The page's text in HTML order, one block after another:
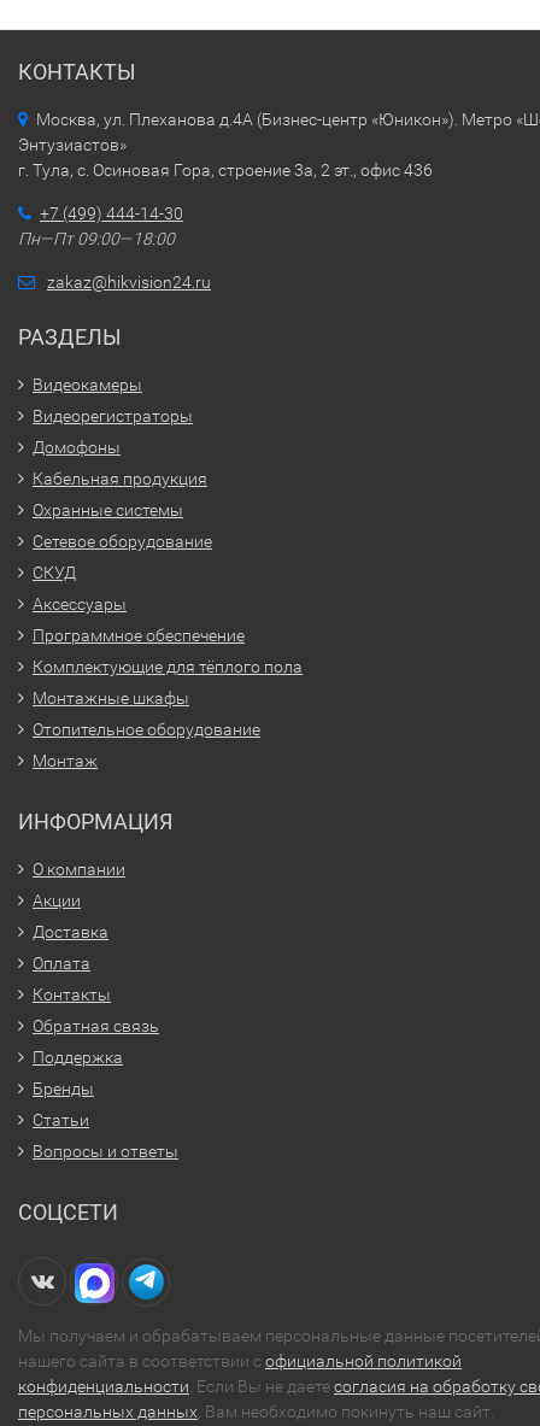
КОНТАКТЫ
Москва, ул. Плеханова д.4А (Бизнес-центр «Юникон»). Метро
Энтузиастов»
г. Тула, с. Осиновая Гора, строение 3а, 2 эт., офис 436
+7 (499) 444-14-30
Пн—Пт 09:00—18:00
zakaz@hikvision24.ru
РАЗДЕЛЫ
Видеокамеры
Видеорегистраторы
Домофоны
Кабельная продукция
Охранные системы
Сетевое оборудование
СКУД
Аксессуары
Программное обеспечение
Комплектующие для тёплого пола
Монтажные шкафы
Отопительное оборудование
Монтаж
ИНФОРМАЦИЯ
О компании
Акции
Доставка
Оплата
Контакты
Обратная связь
Поддержка
Бренды
Статьи
Вопросы и ответы
СОЦСЕТИ
Мы получаем и обрабатываем персональные данные
нашего сайта в соответствии софициальной политикой
конфиденциальности . Если Вы не даетесогласия на обработку
персональных данных , Вам необходимо покинуть наш сайт.